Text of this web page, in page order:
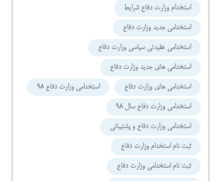
استخدام وزارت دفاع شرایط
استخدامی جدید وزارت دفاع
استخدامی عقیدتی سیاسی وزارت دفاع
استخدامی های جدید وزارت دفاع
استخدامی های وزارت دفاع استخدامی وزارت دفاع 98
استخدامی وزارت دفاع سال 98
استخدامی وزارت دفاع و پشتیبانی
ثبت نام استخدام وزارت دفاع
ثبت نام استخدامی وزارت دفاع